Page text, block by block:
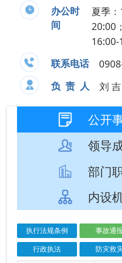
负 责 人
刘 吉
公开事项
领导成员
事故通报
防灾救灾
信息标题 文 号
阿图什市应急管
理局2026年6月
阿图什市应急管
理局2026年5月
份事故通报